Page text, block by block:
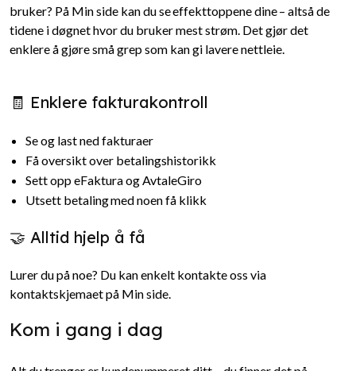
bruker? På Min side kan du se effekttoppene dine – altså de
tidene i døgnet hvor du bruker mest strøm. Det gjør det
enklere å gjøre små grep som kan gi lavere nettleie.
🧾 Enklere fakturakontroll
Se og last ned fakturaer
Få oversikt over betalingshistorikk
Sett opp eFaktura og AvtaleGiro
Utsett betaling med noen få klikk
🤝 Alltid hjelp å få
Lurer du på noe? Du kan enkelt kontakte oss via
kontaktskjemaet på Min side.
Kom i gang i dag